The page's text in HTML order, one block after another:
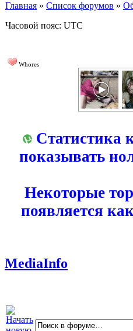
Главная » Список форумов »
Часовой пояс: UTC
Whores
Статистика
показывать
Некоторые
появляется
MediaInfo